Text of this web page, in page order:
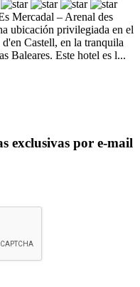
Mercadal – Arenal des
ubicación privilegiada en el
Castell, en la tranquila
Baleares. Este hotel es l...
exclusivas por e-mail